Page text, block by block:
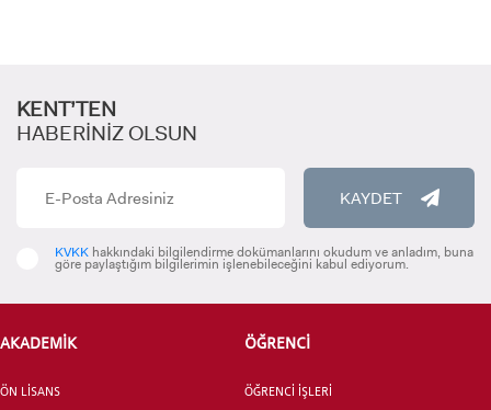
KENT’TEN
HABERİNİZ OLSUN
KAYDET
KVKK hakkındaki bilgilendirme dokümanlarını okudum ve anladım, buna
göre paylaştığım bilgilerimin işlenebileceğini kabul ediyorum.
AKADEMİK
ÖN LİSANS
ÖĞRENCİ
ÖĞRENCİ İŞLERİ